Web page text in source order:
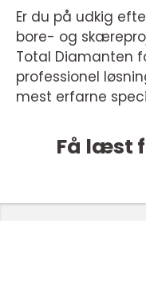
Er du på udkig
bore- og
Total Diamanten
professionel
mest erfarne
Få læst